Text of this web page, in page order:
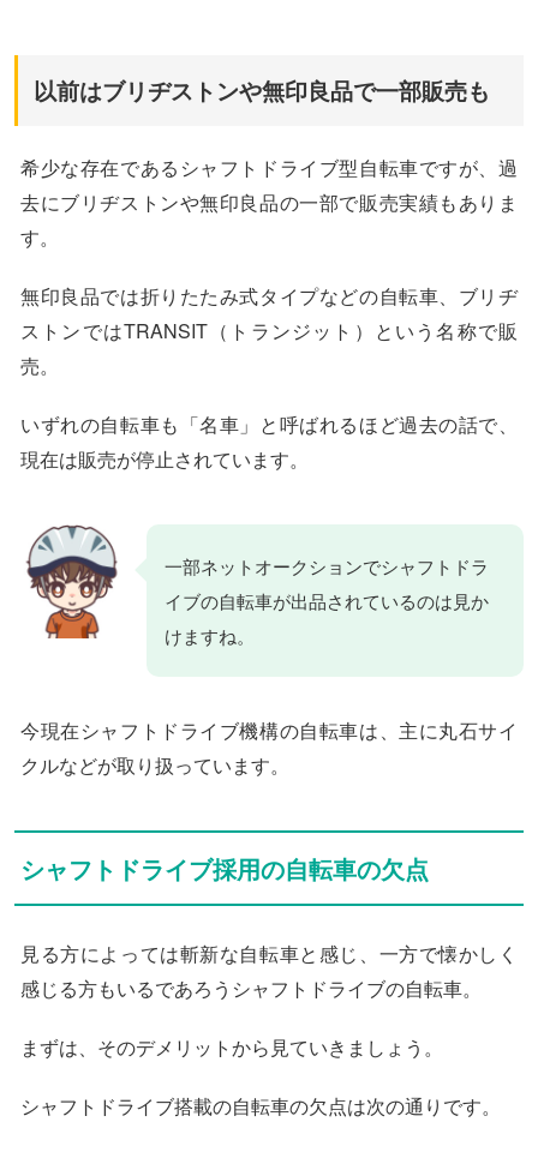
以前はブリヂストンや無印良品で一部販売も
希少な存在であるシャフトドライブ型自転車ですが、過
去にブリヂストンや無印良品の一部で販売実績もありま
す。
無印良品では折りたたみ式タイプなどの自転車、ブリヂ
ストンではTRANSIT（トランジット）という名称で販
売。
いずれの自転車も「名車」と呼ばれるほど過去の話で、
現在は販売が停止されています。
一部ネットオークションでシャフトドラ
イブの自転車が出品されているのは見か
けますね。
今現在シャフトドライブ機構の自転車は、主に丸石サイ
クルなどが取り扱っています。
シャフトドライブ採用の自転車の欠点
見る方によっては斬新な自転車と感じ、一方で懐かしく
感じる方もいるであろうシャフトドライブの自転車。
まずは、そのデメリットから見ていきましょう。
シャフトドライブ搭載の自転車の欠点は次の通りです。